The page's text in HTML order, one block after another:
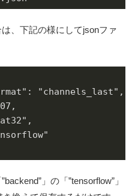
、下記の様にしてjsonファ
"channels_last",
」の「”tensorflow”」